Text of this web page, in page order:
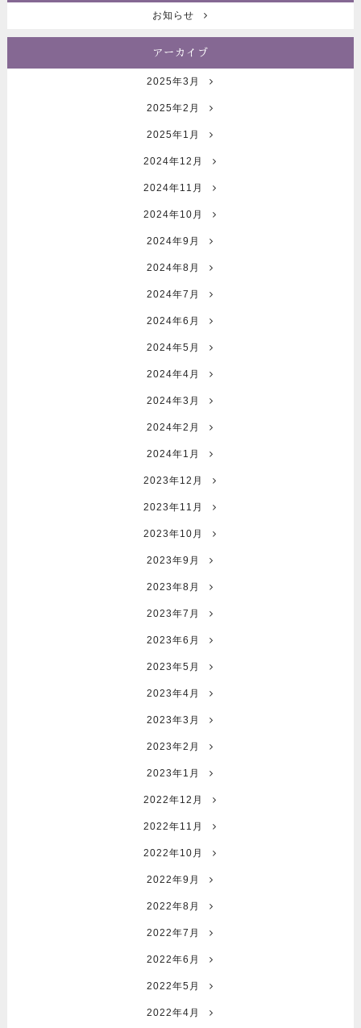
お知らせ
アーカイブ
2025年3月
2025年2月
2025年1月
2024年12月
2024年11月
2024年10月
2024年9月
2024年8月
2024年7月
2024年6月
2024年5月
2024年4月
2024年3月
2024年2月
2024年1月
2023年12月
2023年11月
2023年10月
2023年9月
2023年8月
2023年7月
2023年6月
2023年5月
2023年4月
2023年3月
2023年2月
2023年1月
2022年12月
2022年11月
2022年10月
2022年9月
2022年8月
2022年7月
2022年6月
2022年5月
2022年4月